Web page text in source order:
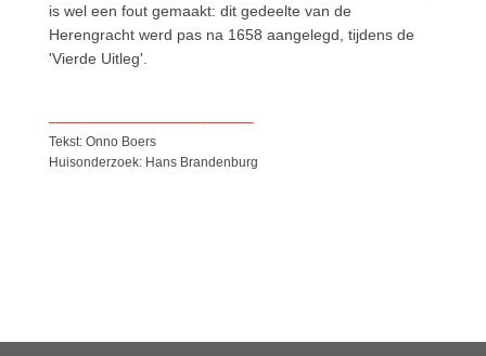
is wel een fout gemaakt: dit gedeelte van de
Herengracht werd pas na 1658 aangelegd, tijdens de
'Vierde Uitleg'.
Tekst: Onno Boers
Huisonderzoek: Hans Brandenburg